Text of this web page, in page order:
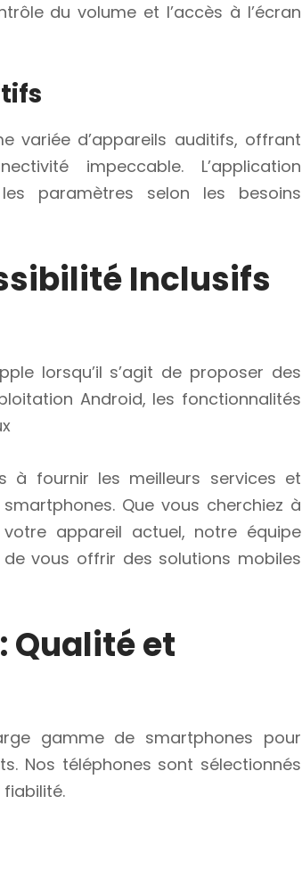
du volume et l’accès à l’écran
variée d’appareils auditifs, offrant
impeccable. L’application
paramètres selon les besoins
Inclusifs
lorsqu’il s’agit de proposer des
Android, les fonctionnalités
à fournir les meilleurs services et
Que vous cherchiez à
appareil actuel, notre équipe
vous offrir des solutions mobiles
Qualité et
gamme de smartphones pour
Nos téléphones sont sélectionnés